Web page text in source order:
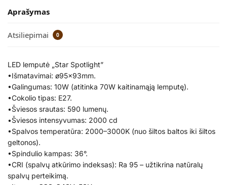
Aprašymas
Atsiliepimai 0
LED lemputė „Star Spotlight”
•Išmatavimai: ø95x93mm.
•Galingumas: 10W (atitinka 70W kaitinamąją lemputę).
•Cokolio tipas: E27.
•Šviesos srautas: 590 lumenų.
•Šviesos intensyvumas: 2000 cd
•Spalvos temperatūra: 2000–3000K (nuo šiltos baltos iki šiltos
geltonos).
•Spindulio kampas: 36°.
•CRI (spalvų atkūrimo indeksas): Ra 95 – užtikrina natūralų
spalvų perteikimą.